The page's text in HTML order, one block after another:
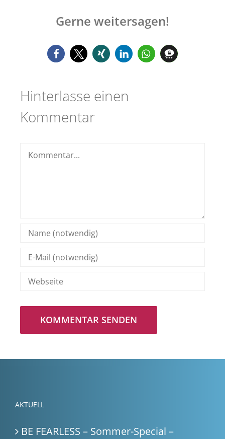
Gerne weitersagen!
Hinterlasse einen
Kommentar
Kommentar
AKTUELL
BE FEARLESS – Sommer-Special –